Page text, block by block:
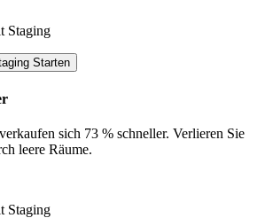
Staging
Starten
sich 73 % schneller. Verlieren Sie
leere Räume.
Staging